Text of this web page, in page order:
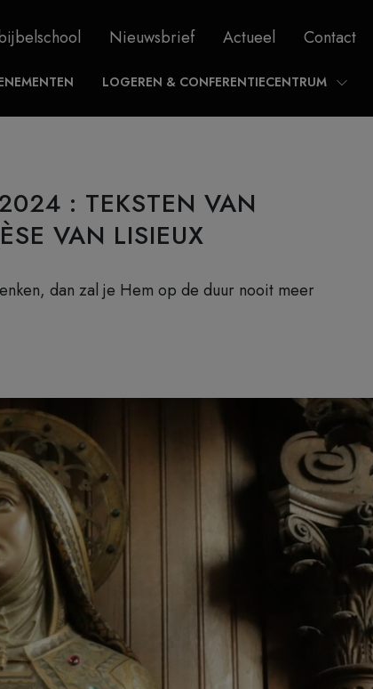
Nieuwsbrief Actueel Contact
LOGEREN & CONFERENTIECENTRUM
: TEKSTEN VAN
VAN LISIEUX
dan zal je Hem op de duur nooit meer